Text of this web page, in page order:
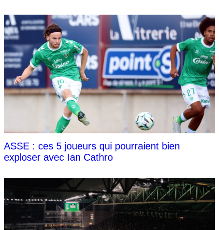
ASSE : ces 5 joueurs qui pourraient bien
exploser avec Ian Cathro